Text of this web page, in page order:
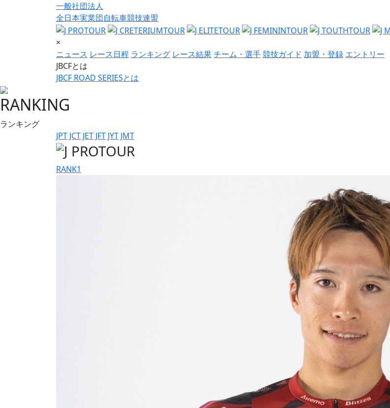
一般社団法人
全日本実業団自転車競技連盟
×
ニュース レース日程 ランキング レース結果チーム・選手競技ガイド 加盟・登録 エントリー
JBCFとは
JBCF ROAD SERIESとは
RANKING
ランキング
JPT JCT JET JFT JYT JMT
RANK1